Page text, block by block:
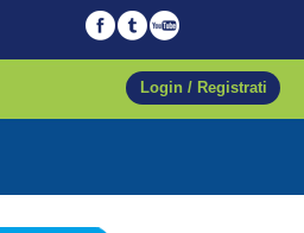
Login / Registrati